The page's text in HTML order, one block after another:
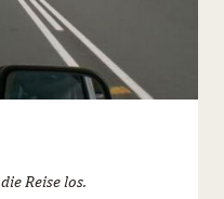
Reise los.